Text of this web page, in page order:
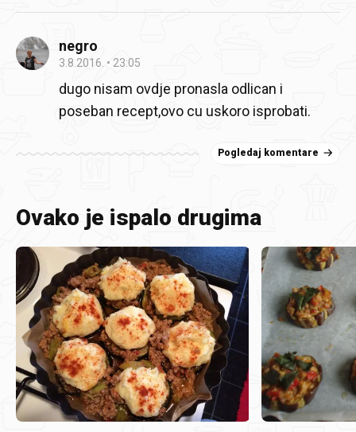
negro
3.8.2016. 23:05
dugo nisam ovdje pronasla odlican i
poseban recept,ovo cu uskoro isprobati.
Pogledaj komentare
Ovako je ispalo drugima